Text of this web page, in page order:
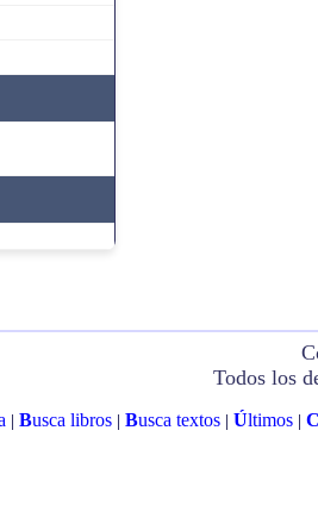
Todos los
| Busca libros| Busca textos| Últimos|